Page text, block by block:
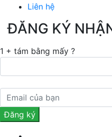
Liên hệ
ĐĂNG KÝ
1 + tám bằng mấy ?